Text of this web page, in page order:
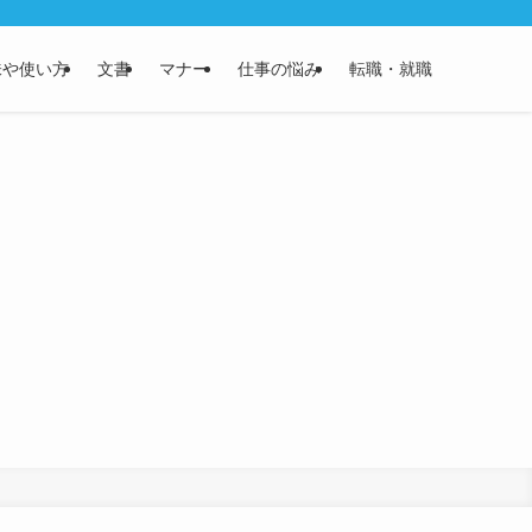
使い方 文書 マナー 仕事の悩み 転職・就職